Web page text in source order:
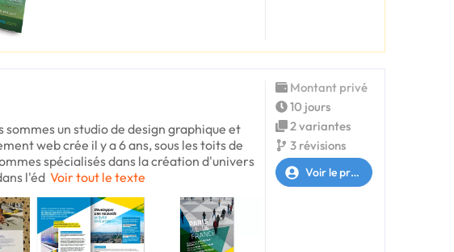
sommes un studio de design graphique et
web crée il y a 6 ans, sous les toits de
spécialisés dans la création d'univers
l'éd Voir tout le texte
Montant privé
10 jours
2 variantes
3 révisions
Voir le profil